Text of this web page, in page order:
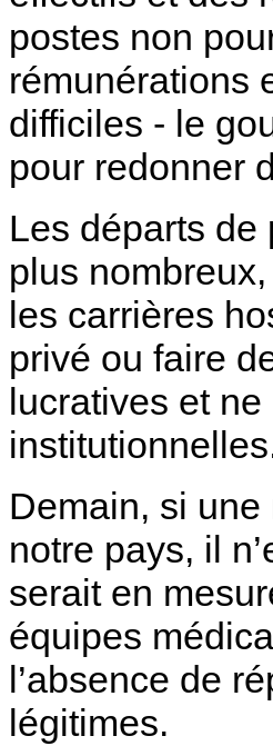
postes non
rémunérations
difficiles - le
pour redonner
Les départs
plus
les carrières
privé ou faire
lucratives et
Demain, si
notre pays, il
serait en
équipes
l’absence de
légitimes.